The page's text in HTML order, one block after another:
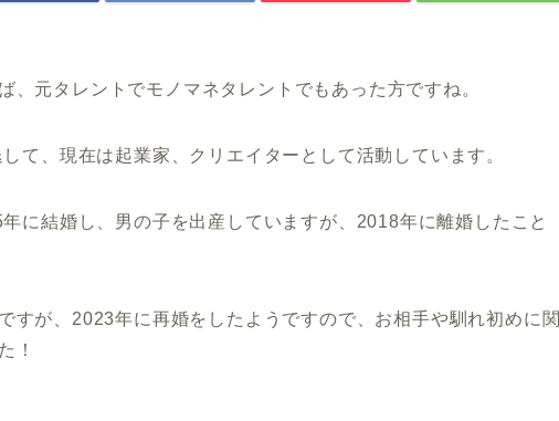
、元タレントでモノマネタレントでもあった方ですね。
て、現在は起業家、クリエイターとして活動しています。
に結婚し、男の子を出産していますが、2018年に離婚したこと
すが、2023年に再婚をしたようですので、お相手や馴れ初めに関
！